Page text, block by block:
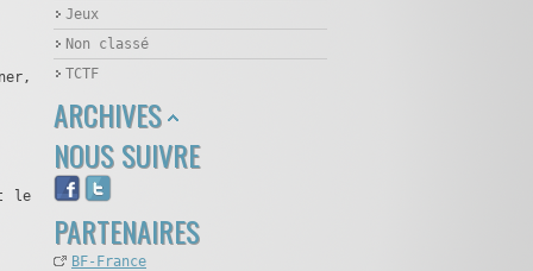
le
Jeux
Non classé
TCTF
ARCHIVES
NOUS SUIVRE
PARTENAIRES
BF-France